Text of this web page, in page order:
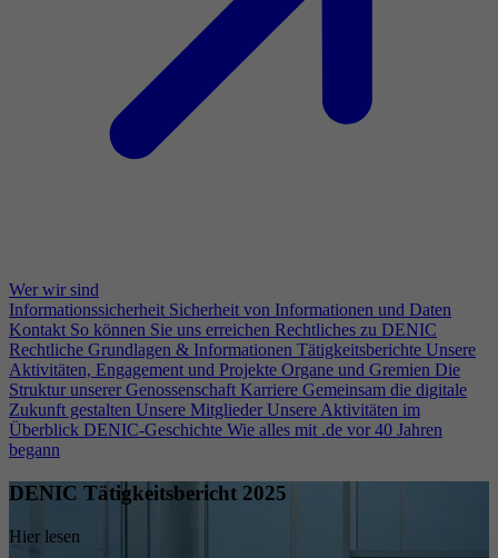
Wer wir sind
Informationssicherheit Sicherheit von Informationen und Daten
Kontakt So können Sie uns erreichen Rechtliches zu DENIC
Rechtliche Grundlagen & Informationen Tätigkeitsberichte Unsere
Aktivitäten, Engagement und Projekte Organe und Gremien Die
Struktur unserer Genossenschaft Karriere Gemeinsam die digitale
Zukunft gestalten Unsere Mitglieder Unsere Aktivitäten im
Überblick DENIC-Geschichte Wie alles mit .de vor 40 Jahren
begann
DENIC Tätigkeitsbericht 2025
Hier lesen